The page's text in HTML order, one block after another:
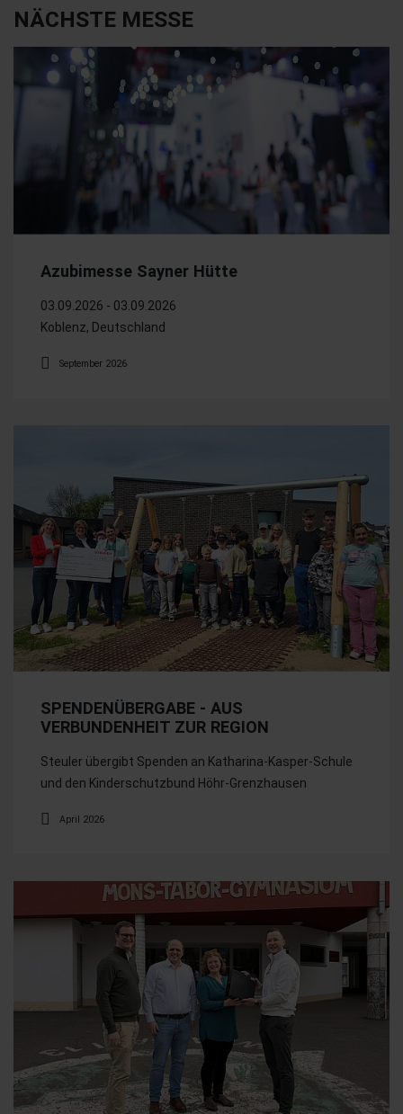
NÄCHSTE MESSE
Azubimesse Sayner Hütte
03.09.2026 - 03.09.2026
Koblenz, Deutschland
September 2026
SPENDENÜBERGABE - AUS
VERBUNDENHEIT ZUR REGION
Steuler übergibt Spenden an Katharina-Kasper-Schule
und den Kinderschutzbund Höhr-Grenzhausen
April 2026